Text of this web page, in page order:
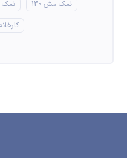
نمک مش 130
نمک